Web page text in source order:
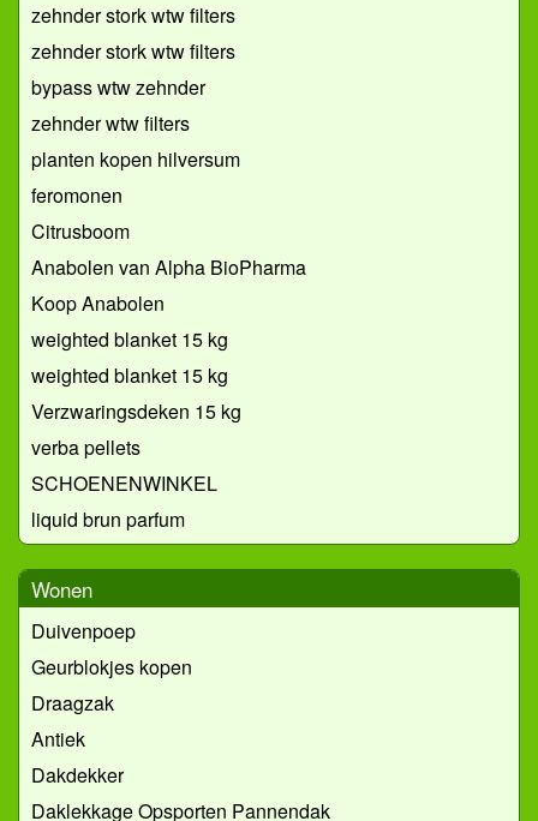
zehnder stork wtw filters
zehnder stork wtw filters
bypass wtw zehnder
zehnder wtw filters
planten kopen hilversum
feromonen
Citrusboom
Anabolen van Alpha BioPharma
Koop Anabolen
weighted blanket 15 kg
weighted blanket 15 kg
Verzwaringsdeken 15 kg
verba pellets
SCHOENENWINKEL
liquid brun parfum
Wonen
Duivenpoep
Geurblokjes kopen
Draagzak
Antiek
Dakdekker
Daklekkage Opsporten Pannendak